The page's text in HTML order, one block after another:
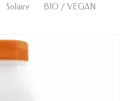
Solaire BIO / VEGAN